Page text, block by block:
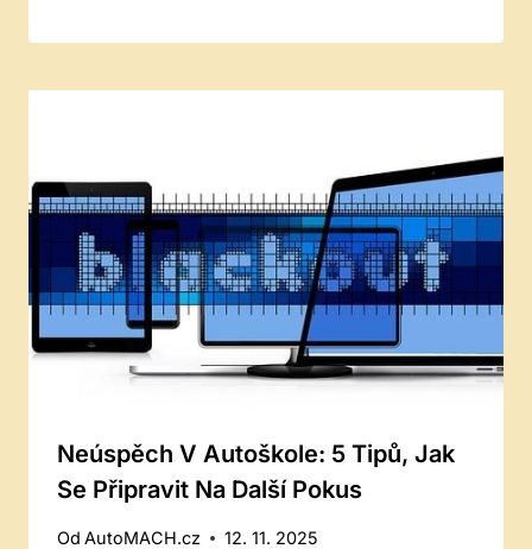
Neúspěch V Autoškole: 5 Tipů, Jak
Se Připravit Na Další Pokus
Od AutoMACH.cz 12. 11. 2025